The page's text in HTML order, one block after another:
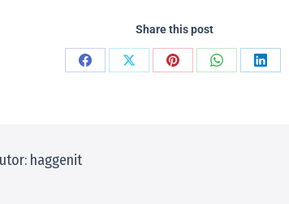
Share this post
haggenit